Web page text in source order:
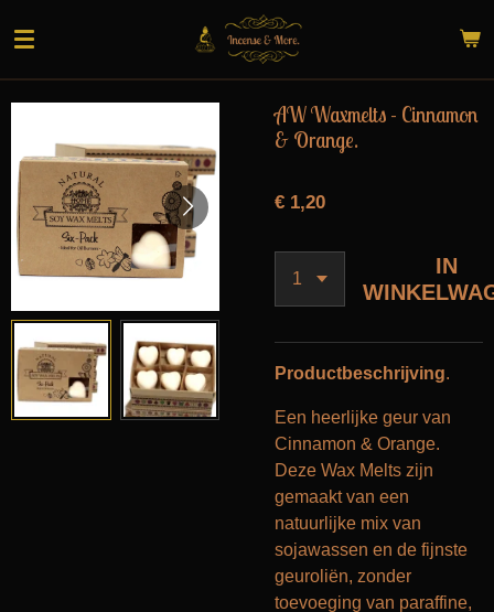
direct
naar
de
AW Waxmelts - Cinnamon
& Orange.
€ 1,20
IN
Productbeschrijving.
Een heerlijke geur van
Cinnamon & Orange.
Deze Wax Melts zijn
gemaakt van een
natuurlijke mix van
sojawassen en de fijnste
geuroliën, zonder
toevoeging van paraffine,